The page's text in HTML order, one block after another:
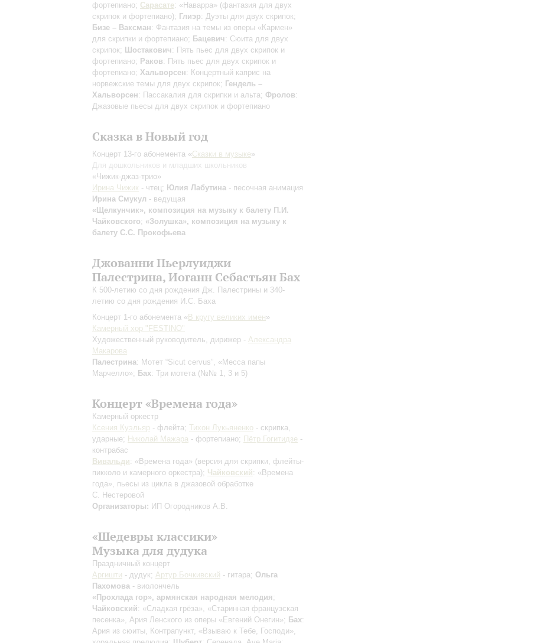
фортепиано; Сарасате: «Наварра» (фантазия для двух
скрипок и фортепиано); Глиэр: Дуэты для двух скрипок;
Бизе – Ваксман: Фантазия на темы из оперы «Кармен»
для скрипки и фортепиано; Бацевич: Сюита для двух
скрипок; Шостакович: Пять пьес для двух скрипок и
фортепиано; Раков: Пять пьес для двух скрипок и
фортепиано; Хальворсен: Концертный каприс на
норвежские темы для двух скрипок; Гендель –
Хальворсен: Пассакалия для скрипки и альта; Фролов:
Джазовые пьесы для двух скрипок и фортепиано
Сказка в Новый год
Концерт 13-го абонемента «Сказки в музыке»
Для дошкольников и младших школьников
«Чижик-джаз-трио»
Ирина Чижик - чтец; Юлия Лабутина - песочная анимация
Ирина Смукул - ведущая
«Щелкунчик», композиция на музыку к балету П.И.
Чайковского; «Золушка», композиция на музыку к
балету С.С. Прокофьева
Джованни Пьерлуиджи
Палестрина, Иоганн Себастьян Бах
К 500-летию со дня рождения Дж. Палестрины и 340-
летию со дня рождения И.С. Баха
Концерт 1-го абонемента « В кругу великих имен»
Камерный хор "FESTINO"
Художественный руководитель, дирижер - Александра
Макарова
Палестрина: Мотет “Sicut cervus”, «Месса папы
Марчелло»; Бах: Три мотета (№№ 1, 3 и 5)
Концерт «Времена года»
Камерный оркестр
Ксения Куэльяр - флейта; Тихон Лукьяненко - скрипка,
ударные; Николай Мажара - фортепиано; Пётр Гогитидзе -
контрабас
Вивальди: «Времена года» (версия для скрипки, флейты-
пикколо и камерного оркестра); Чайковский: «Времена
года», пьесы из цикла в джазовой обработке
С. Нестеровой
Организаторы: ИП Огородников А.В.
«Шедевры классики»
Музыка для дудука
Праздничный концерт
Аргишти - дудук; Артур Бочкивский - гитара; Ольга
Пахомова - виолончель
«Прохлада гор», армянская народная мелодия;
Чайковский: «Сладкая грёза», «Старинная французская
песенка», Ария Ленского из оперы «Евгений Онегин»; Бах:
Ария из сюиты, Контрапункт, «Взываю к Тебе, Господи»,